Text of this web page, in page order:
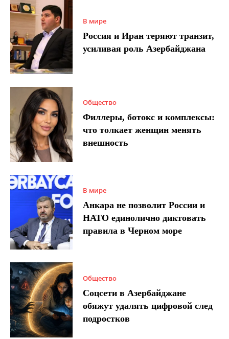
В мире
Россия и Иран теряют транзит,
усиливая роль Азербайджана
Общество
Филлеры, ботокс и комплексы:
что толкает женщин менять
внешность
В мире
Анкара не позволит России и
НАТО единолично диктовать
правила в Черном море
Общество
Соцсети в Азербайджане
обяжут удалять цифровой след
подростков